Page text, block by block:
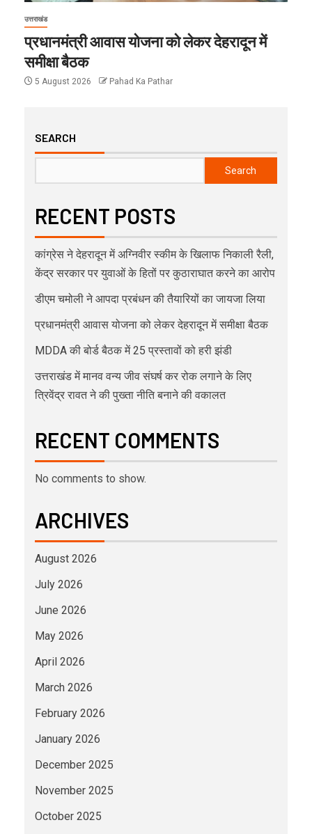
उत्तराखंड
प्रधानमंत्री आवास योजना को लेकर देहरादून में
समीक्षा बैठक
5 August 2026 Pahad Ka Pathar
SEARCH
Search
RECENT POSTS
कांग्रेस ने देहरादून में अग्निवीर स्कीम के खिलाफ निकाली रैली,
केंद्र सरकार पर युवाओं के हितों पर कुठाराघात करने का आरोप
डीएम चमोली ने आपदा प्रबंधन की तैयारियों का जायजा लिया
प्रधानमंत्री आवास योजना को लेकर देहरादून में समीक्षा बैठक
MDDA की बोर्ड बैठक में 25 प्रस्तावों को हरी झंडी
उत्तराखंड में मानव वन्य जीव संघर्ष कर रोक लगाने के लिए
त्रिवेंद्र रावत ने की पुख्ता नीति बनाने की वकालत
RECENT COMMENTS
No comments to show.
ARCHIVES
August 2026
July 2026
June 2026
May 2026
April 2026
March 2026
February 2026
January 2026
December 2025
November 2025
October 2025